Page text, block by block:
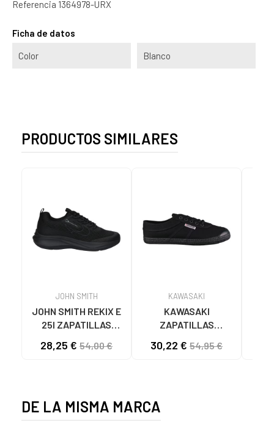
Referencia 1364978-URX
Ficha de datos
Color Blanco
PRODUCTOS SIMILARES
JOHN SMITH
JOHN SMITH REKIX E
25I ZAPATILLAS
NEGRO NEGRO
28,25 € 54,00 €
KAWASAKI
KAWASAKI
ZAPATILLAS
CANVAS K192495
30,22 € 54,95 €
DE LA MISMA MARCA